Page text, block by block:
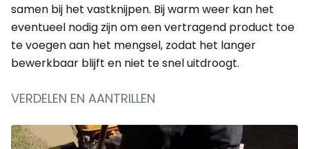
samen bij het vastknijpen. Bij warm weer kan het
eventueel nodig zijn om een vertragend product toe
te voegen aan het mengsel, zodat het langer
bewerkbaar blijft en niet te snel uitdroogt.
VERDELEN EN AANTRILLEN